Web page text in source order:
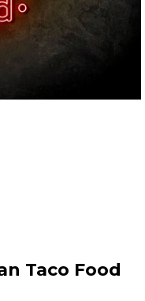
Taco Food